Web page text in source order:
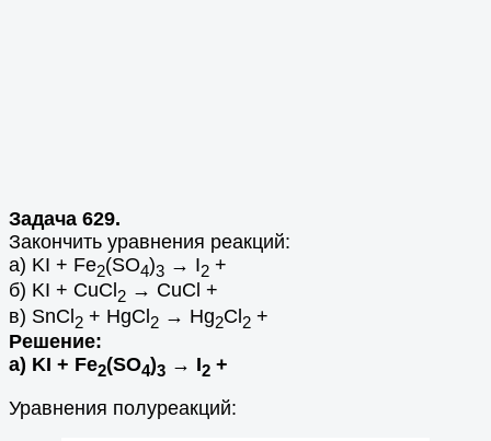
Задача 629.
Закончить уравнения реакций:
а) KI + Fe2(SO4)3 → I2 +
б) KI + CuCl 2 → CuCl +
в) SnCl2 + HgCl2 → Hg2Cl2 +
Решение:
а) KI + Fe2(SO4)3 → I2 +
Уравнения полуреакций: